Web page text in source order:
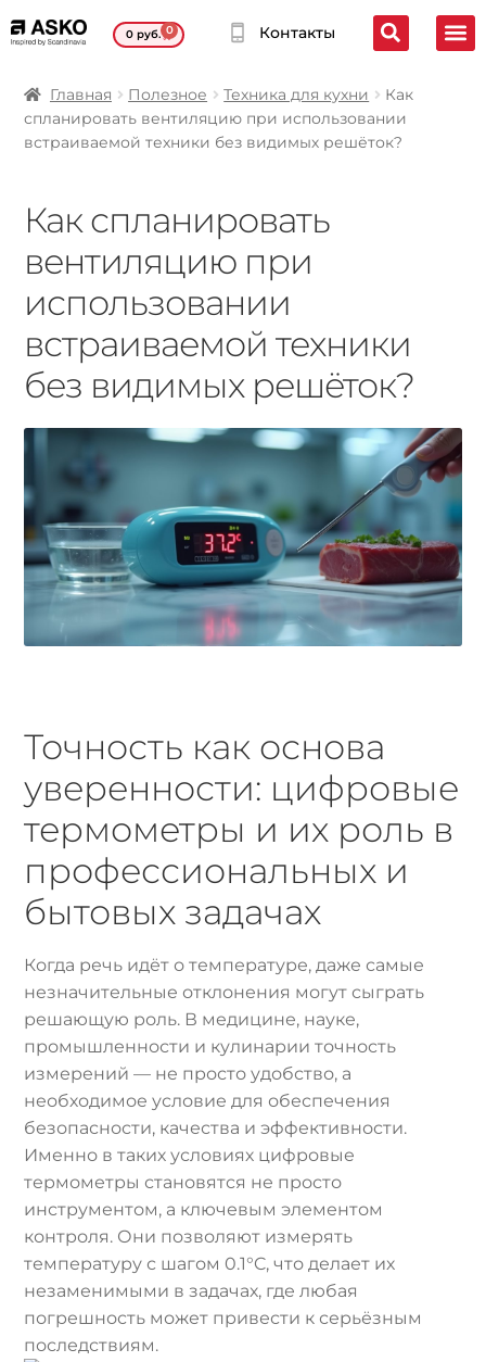
0руб. 0 Контакты
Главная Полезное Техника для кухни
Как
спланировать вентиляцию при использовании
встраиваемой техники без видимых решёток?
Как спланировать
вентиляцию при
использовании
встраиваемой техники
без видимых решёток?
Точность как основа
уверенности: цифровые
термометры и их роль в
профессиональных и
бытовых задачах
Когда речь идёт о температуре, даже самые
незначительные отклонения могут сыграть
решающую роль. В медицине, науке,
промышленности и кулинарии точность
измерений — не просто удобство, а
необходимое условие для обеспечения
безопасности, качества и эффективности.
Именно в таких условиях цифровые
термометры становятся не просто
инструментом, а ключевым элементом
контроля. Они позволяют измерять
температуру с шагом 0.1°C, что делает их
незаменимыми в задачах, где любая
погрешность может привести к серьёзным
последствиям.